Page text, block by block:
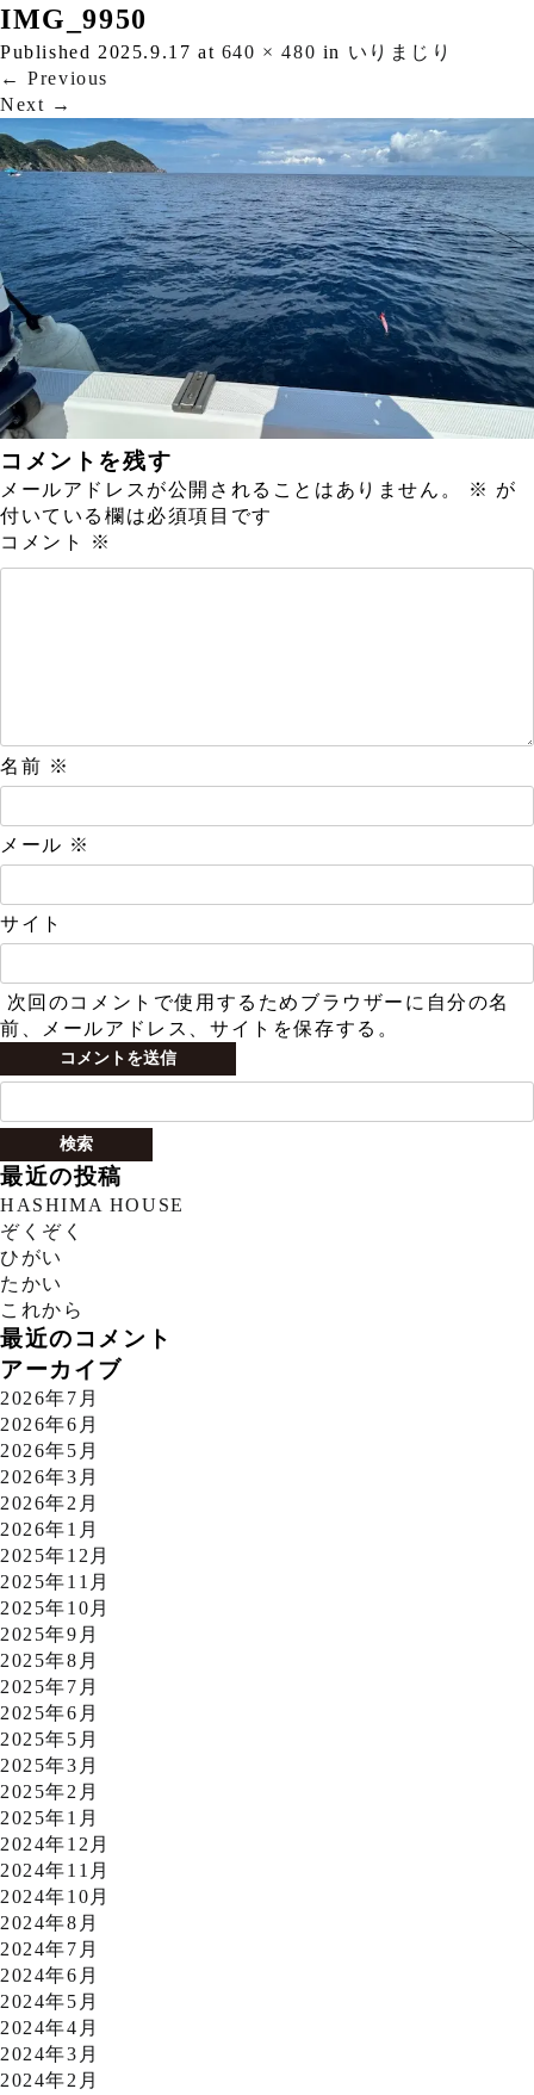
IMG_9950
Published 2025.9.17 at 640 × 480 in いりまじり
← Previous
Next →
コメントを残す
メールアドレスが公開されることはありません。 ※ が
付いている欄は必須項目です
コメント
※
名前 ※
メール ※
サイト
次回のコメントで使用するためブラウザーに自分の名
前、メールアドレス、サイトを保存する。
検
最近の投稿
HASHIMA HOUSE
ぞくぞく
ひがい
たかい
これから
最近のコメント
アーカイブ
2026年7月
2026年6月
2026年5月
2026年3月
2026年2月
2026年1月
2025年12月
2025年11月
2025年10月
2025年9月
2025年8月
2025年7月
2025年6月
2025年5月
2025年3月
2025年2月
2025年1月
2024年12月
2024年11月
2024年10月
2024年8月
2024年7月
2024年6月
2024年5月
2024年4月
2024年3月
2024年2月